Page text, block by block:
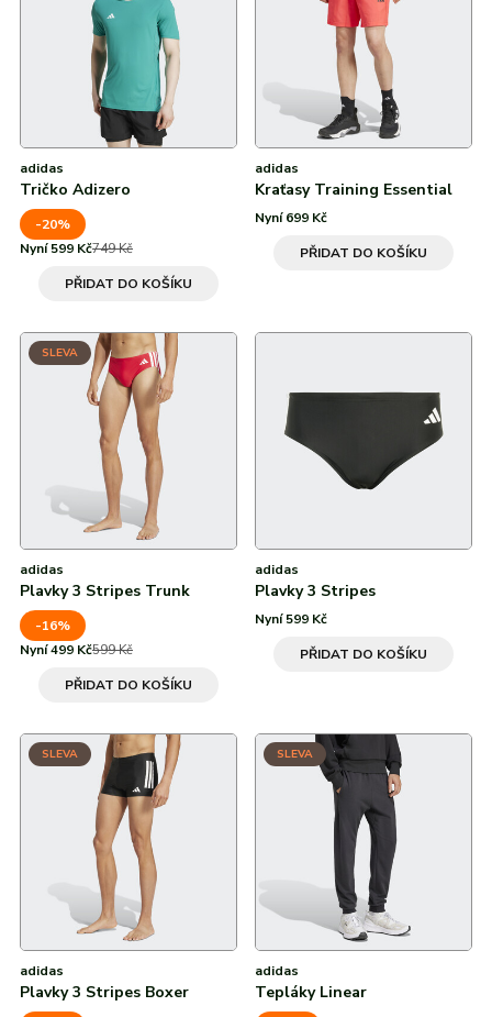
Všechny značky
Všechny značky
Od nejvyšší slevy
Vícebarevná
Polyester
Recyklovaný nylon
Recyklovaný polyester
V popisu zboží
adidas
Tričko Adizero
-20%
Nyní 599 Kč749 Kč
PŘIDAT DO KOŠÍKU
adidas
Kraťasy Training Essential
Nyní 699 Kč
PŘIDAT DO KOŠÍKU
SLEVA
adidas
Plavky 3 Stripes Trunk
-16%
Nyní 499 Kč599 Kč
PŘIDAT DO KOŠÍKU
adidas
Plavky 3 Stripes
Nyní 599 Kč
PŘIDAT DO KOŠÍKU
SLEVA
adidas
Plavky 3 Stripes Boxer
SLEVA
adidas
Tepláky Linear